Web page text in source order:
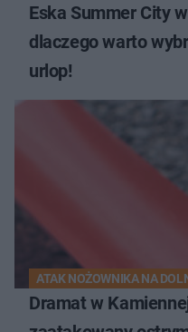
Eska Summer City
dlaczego warto
urlop!
ATAK NOŻOWNIKA NA
Dramat w